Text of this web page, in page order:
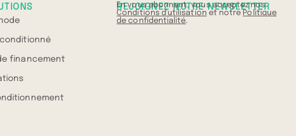
financement
REJOIGNEZ NOTRE NEWSLETTER
En vous abonnant, vous acceptez nos
Conditions d'utilisation et notre Politique
de confidentialité.